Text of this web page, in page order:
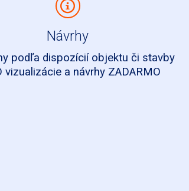
Návrhy
podľa dispozícií objektu či stavby
vizualizácie a návrhy ZADARMO